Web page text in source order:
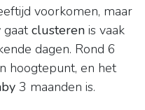
voorkomen, maar
gaatclusteren is vaak
dagen. Rond 6
hoogtepunt, en het
3 maanden is.